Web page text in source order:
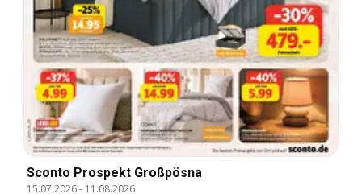
Sconto Prospekt Großpösna
15.07.2026- 11.08.2026